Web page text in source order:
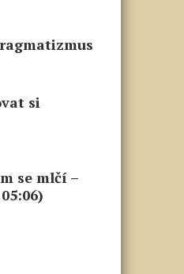
si
se mlčí –